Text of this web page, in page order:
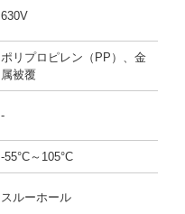
630V
ポリプロピレン（PP）、金
属被覆
-
-55°C～105°C
スルーホール